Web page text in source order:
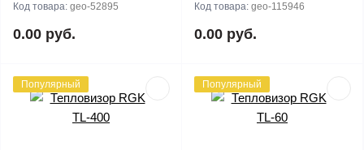
Код товара: geo-52895
0.00 руб.
Код товара: geo-115946
0.00 руб.
Популярный Популярный